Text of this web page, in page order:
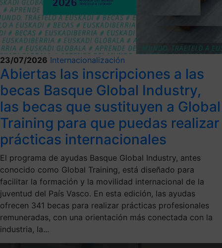
23/07/2026 Internacionalización
Abiertas las inscripciones a las
becas Basque Global Industry,
las becas que sustituyen a Global
Training para que puedas realizar
prácticas internacionales
El programa de ayudas Basque Global Industry, antes
conocido como Global Training, está diseñado para
facilitar la formación y la movilidad internacional de la
juventud del País Vasco. En esta edición, las ayudas
ofrecen 341 becas para realizar prácticas profesionales
remuneradas, con una orientación más conectada con la
industria, la...